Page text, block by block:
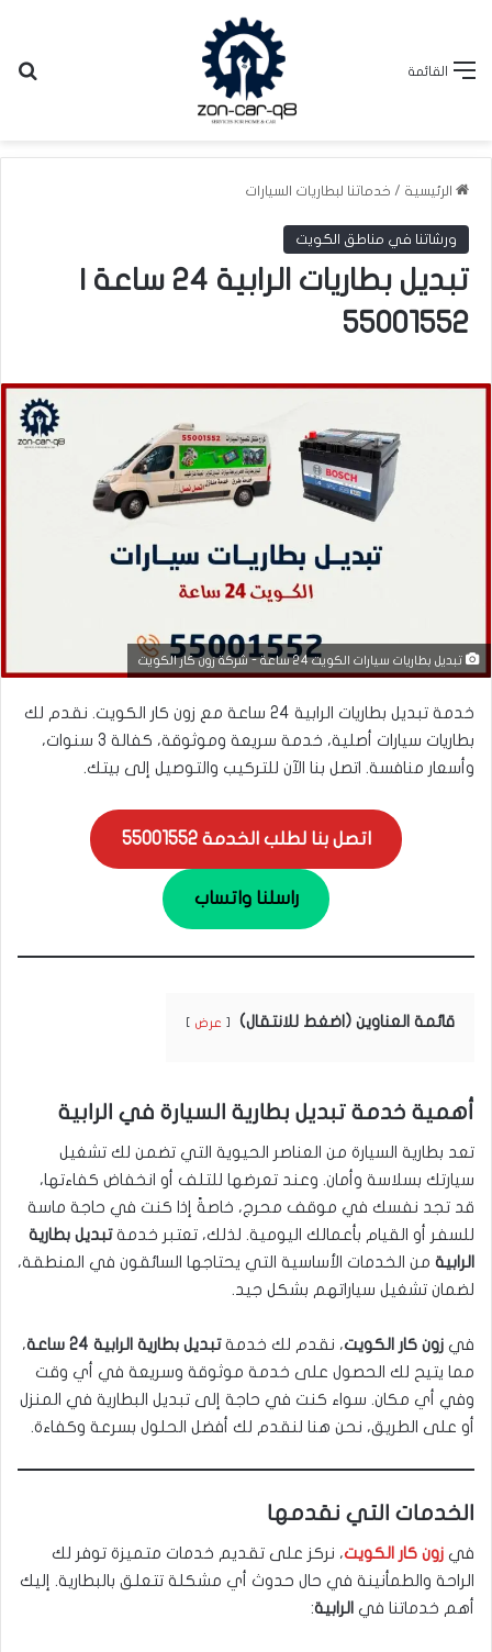
القائمة
الرئيسية / خدماتنا لبطاريات السيارات
ورشاتنا في مناطق الكويت
تبديل بطاريات الرابية 24 ساعة |
55001552
تبديل بطاريات سيارات الكويت 24 ساعة - شركة زون كار الكويت
خدمة تبديل بطاريات الرابية 24 ساعة مع زون كار الكويت. نقدم لك
بطاريات سيارات أصلية، خدمة سريعة وموثوقة، كفالة 3 سنوات،
وأسعار منافسة. اتصل بنا الآن للتركيب والتوصيل إلى بيتك.
اتصل بنا لطلب الخدمة 55001552
راسلنا واتساب
قائمة العناوين (اضغط للانتقال) عرض
أهمية خدمة تبديل بطارية السيارة في الرابية
تعد بطارية السيارة من العناصر الحيوية التي تضمن لك تشغيل
سيارتك بسلاسة وأمان. وعند تعرضها للتلف أو انخفاض كفاءتها،
قد تجد نفسك في موقف محرج، خاصةً إذا كنت في حاجة ماسة
للسفر أو القيام بأعمالك اليومية. لذلك، تعتبر خدمةتبديل بطارية
الرابية من الخدمات الأساسية التي يحتاجها السائقون في المنطقة،
لضمان تشغيل سياراتهم بشكل جيد.
في زون كار الكويت، نقدم لك خدمةتبديل بطارية الرابية 24 ساعة
،
مما يتيح لك الحصول على خدمة موثوقة وسريعة في أي وقت
وفي أي مكان. سواء كنت في حاجة إلى تبديل البطارية في المنزل
أو على الطريق، نحن هنا لنقدم لك أفضل الحلول بسرعة وكفاءة.
الخدمات التي نقدمها
في زون كار الكويت، نركز على تقديم خدمات متميزة توفر لك
الراحة والطمأنينة في حال حدوث أي مشكلة تتعلق بالبطارية. إليك
أهم خدماتنا في الرابية: